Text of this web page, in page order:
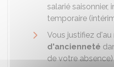
salarié
temporaire
Vous justifiez d'au
d'ancienneté
de votre absence)